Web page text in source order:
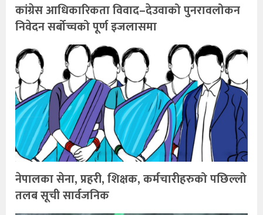
कांग्रेस आधिकारिकता विवाद–देउवाको पुनरावलोकन
निवेदन सर्बोच्चको पूर्ण इजलासमा
नेपालका सेना, प्रहरी, शिक्षक, कर्मचारीहरुको पछिल्लो
तलब सूची सार्वजनिक